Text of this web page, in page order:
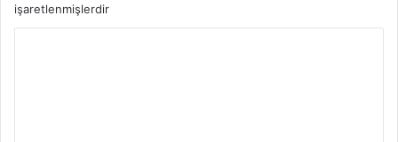
u
l
işaretlenmişlerdir